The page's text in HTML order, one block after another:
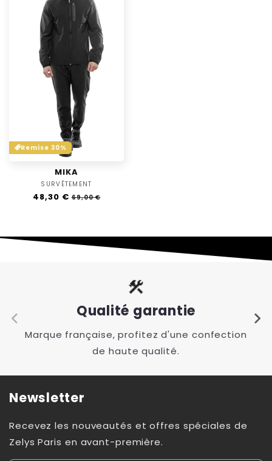
Remise 30%
MIKA
Distributeur :
SURVÊTEMENT
Prix
48,30 € Prix
69,00 €
Qualité garantie
Marque française, profitez d'une confection
de haute qualité.
Newsletter
Recevez les nouveautés et offres spéciales de
Zelys Paris en avant-première.